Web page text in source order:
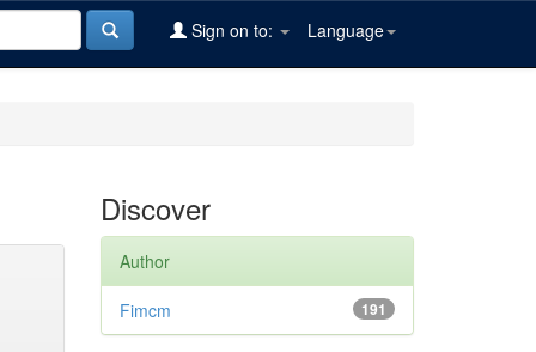
Language
Sign on to:
Discover
Author
191
Fimcm